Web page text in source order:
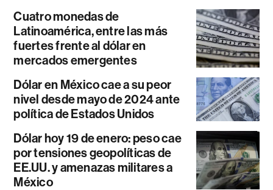
Cuatro monedas de
Latinoamérica, entre las más
fuertes frente al dólar en
mercados emergentes
Dólar en México cae a su peor
nivel desde mayo de 2024 ante
política de Estados Unidos
Dólar hoy 19 de enero: peso cae
por tensiones geopolíticas de
EE.UU. y amenazas militares a
México